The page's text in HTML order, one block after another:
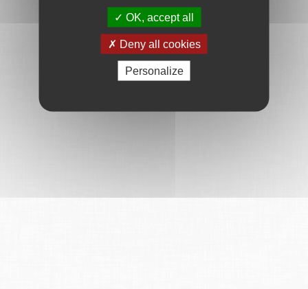
OK, accept all
Deny all cookies
Personalize